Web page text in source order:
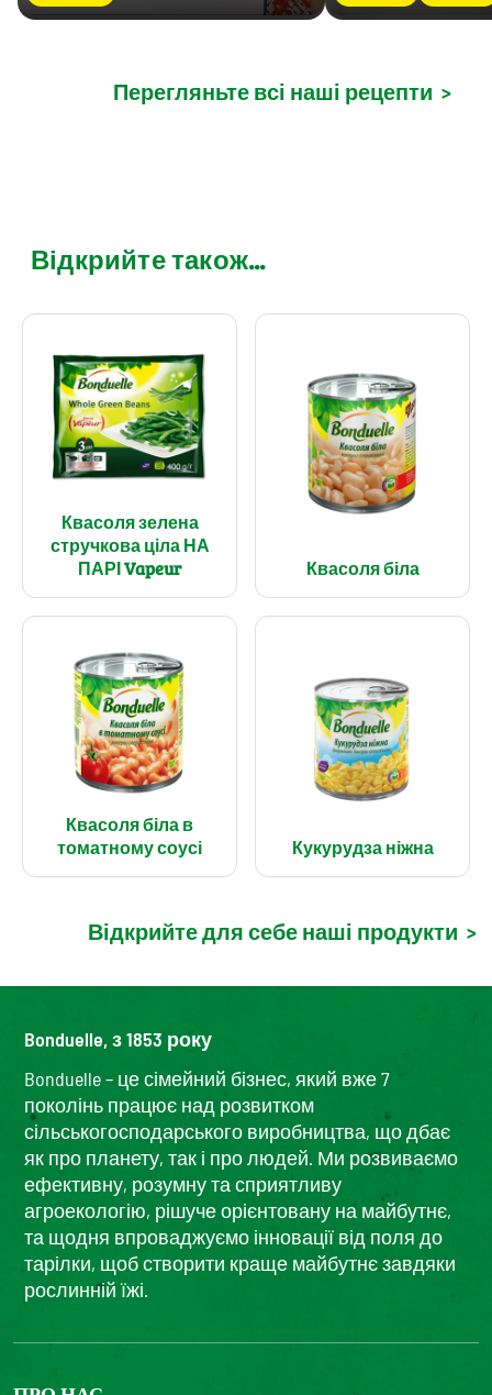
Перегляньте всі наші рецепти >
Відкрийте також...
Квасоля зелена
стручкова ціла НА
ПАРІ Vapeur
Квасоля біла
Квасоля біла в
томатному соусі
Кукурудза ніжна
Відкрийте для себе наші продукти >
Bonduelle, з 1853 року
Bonduelle – це сімейний бізнес, який вже 7
поколінь працює над розвитком
сільськогосподарського виробництва, що дбає
як про планету, так і про людей. Ми розвиваємо
ефективну, розумну та сприятливу
агроекологію, рішуче орієнтовану на майбутнє,
та щодня впроваджуємо інновації від поля до
тарілки, щоб створити краще майбутнє завдяки
рослинній їжі.